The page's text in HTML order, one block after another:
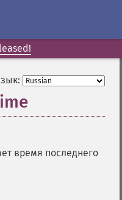
время последнего